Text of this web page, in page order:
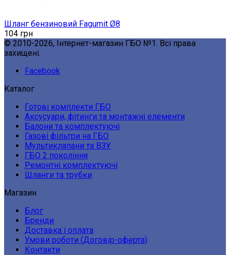
Шланг бензиновий Fagumit Ø8
104 грн
© 2010-2026, Інтернет-магазин ГБО №1. Всі права
захищені.
Facebook
Каталог
Готові комплекти ГБО
Аксусуари, фітинги та монтажні елементи
Балони та комплектуючі
Газові фільтри на ГБО
Мультиклапани та ВЗУ
ГБО 2 покоління
Ремонтні комплектуючі
Шланги та трубки
Магазин
Блог
Бренди
Доставка і оплата
Умови роботи (Договір-оферта)
Контакти